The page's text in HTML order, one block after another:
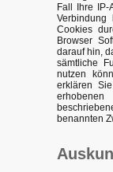
Fall Ihre IP-
Cookies
Browser
darauf hin,
sämtliche
nutzen
erklären
benannten